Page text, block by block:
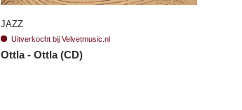
JAZZ
Uitverkocht bij Velvetmusic.nl
Ottla - Ottla (CD)